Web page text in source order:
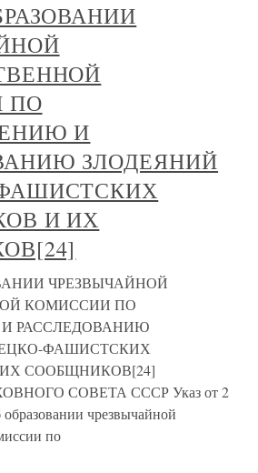
ПО
И
ЗЛОДЕЯНИЙ
И ИХ
ЧРЕЗВЫЧАЙНОЙ
КОМИССИИ ПО
РАССЛЕДОВАНИЮ
ФАШИСТСКИХ
СООБЩНИКОВ[24]
СОВЕТА СССР Указ от 2
чрезвычайной
по